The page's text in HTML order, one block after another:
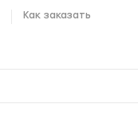
Как заказать